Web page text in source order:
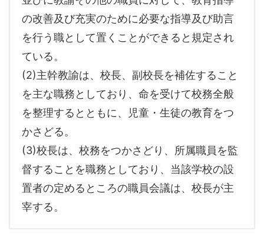
の改善及び充実のために必要な指導及び助言
を行う職として置くことができると規定され
ている。
(2)主幹教諭は、校長、副校長を補佐すること
を主な職務としており、命を受けて校務全般
を整理するとともに、児童・生徒の教育をつ
かさどる。
(3)校長は、校務をつかさどり、所属職員を監
督することを職務としており、当該学校の設
置者の定めるところの職員会議は、校長が主
宰する。